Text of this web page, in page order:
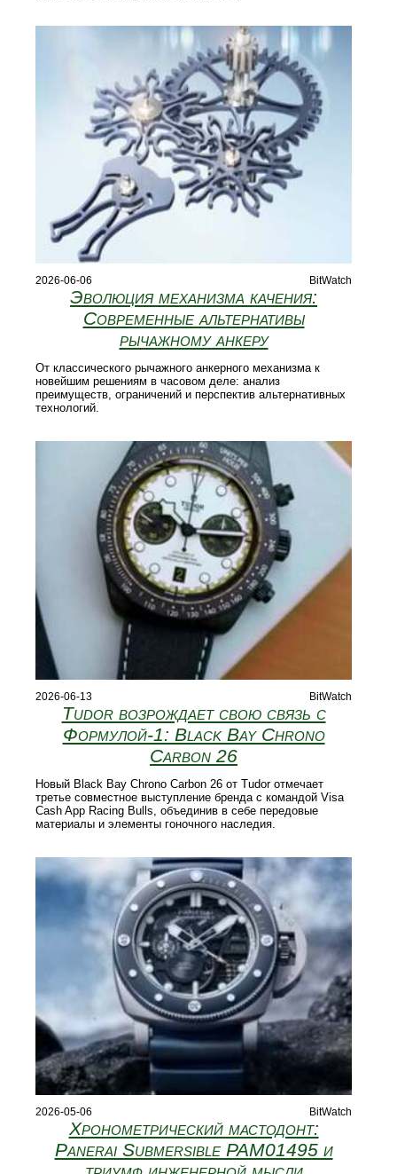
2026-06-06 BitWatch
Эволюция механизма качения:
Современные альтернативы
рычажному анкеру
От классического рычажного анкерного механизма к
новейшим решениям в часовом деле: анализ
преимуществ, ограничений и перспектив альтернативных
технологий.
2026-06-13 BitWatch
Tudor возрождает свою связь с
Формулой‑1: Black Bay Chrono
Carbon 26
Новый Black Bay Chrono Carbon 26 от Tudor отмечает
третье совместное выступление бренда с командой Visa
Cash App Racing Bulls, объединив в себе передовые
материалы и элементы гоночного наследия.
2026-05-06 BitWatch
Хронометрический мастодонт:
Panerai Submersible PAM01495 и